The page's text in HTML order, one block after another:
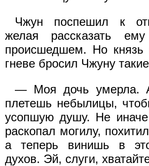
Чжун поспешил к
желая рассказать
происшедшем. Но князь
гневе бросил Чжуну
— Моя дочь умерла.
плетешь небылицы,
усопшую душу. Не
раскопал могилу,
а теперь винишь в
духов. Эй, слуги,